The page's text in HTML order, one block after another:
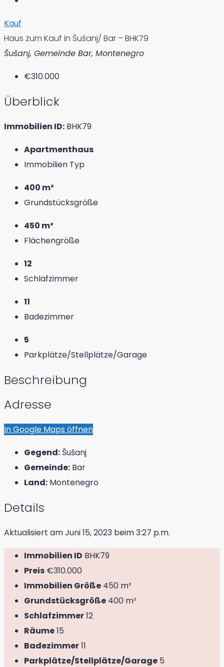
Kauf
Haus zum Kauf in Šušanj/ Bar – BHK79
Šušanj, Gemeinde Bar, Montenegro
€310.000
Überblick
Immobilien ID: BHK79
Apartmenthaus
Immobilien Typ
400 m²
Grundstücksgröße
450 m²
Flächengröße
12
Schlafzimmer
11
Badezimmer
5
Parkplätze/Stellplätze/Garage
Beschreibung
Adresse
In Google Maps öffnen
Gegend: Šušanj
Gemeinde: Bar
Land: Montenegro
Details
Aktualisiert am Juni 15, 2023 beim 3:27 p.m.
Immobilien ID BHK79
Preis €310.000
Immobilien Größe 450 m²
Grundstücksgröße 400 m²
Schlafzimmer12
Räume15
Badezimmer11
Parkplätze/Stellplätze/Garage 5